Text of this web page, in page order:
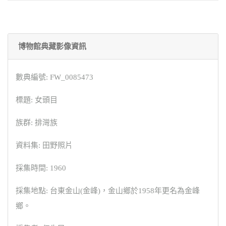
博物館典藏影像資訊
數典編號: FW_0085473
標題: 女頭目
族群: 排灣族
資料集: 田野照片
採集時間: 1960
採集地點: 台東金山(金峰)，金山鄉於1958年更名為金峰
鄉。